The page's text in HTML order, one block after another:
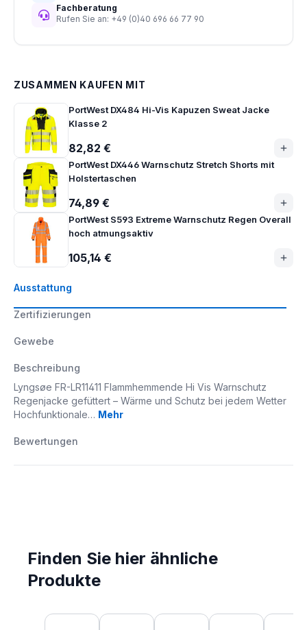
Ausstattung
Zertifizierungen
Gewebe
Beschreibung
Lyngsøe FR-LR11411 Flammhemmende Hi Vis Warnschutz
Regenjacke gefüttert – Wärme und Schutz bei jedem Wetter
Hochfunktionale… Mehr
Bewertungen
Fachberatung
Rufen Sie an: +49 (0)40 696 66 77 90
ZUSAMMEN KAUFEN MIT
PortWest DX484 Hi-Vis Kapuzen Sweat Jacke
Klasse 2
82,82 €
PortWest DX446 Warnschutz Stretch Shorts mit
Holstertaschen
74,89 €
PortWest S593 Extreme Warnschutz Regen Overall
hoch atmungsaktiv
105,14 €
Finden Sie hier ähnliche
Produkte
Produktgalerie überspringen